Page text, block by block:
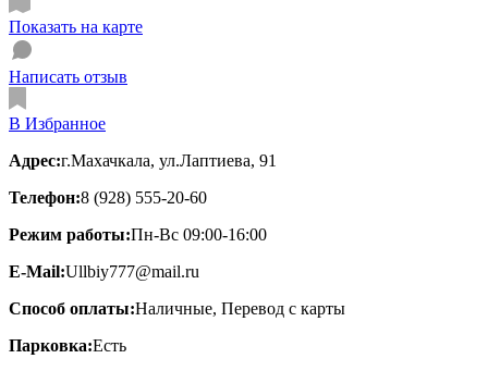
Показать на карте
Написать отзыв
В Избранное
Адрес:г.Махачкала, ул.Лаптиева, 91
Телефон:8 (928) 555-20-60
Режим работы:Пн-Вс 09:00-16:00
E-Mail:Ullbiy777@mail.ru
Способ оплаты:Наличные, Перевод с карты
Парковка:Есть